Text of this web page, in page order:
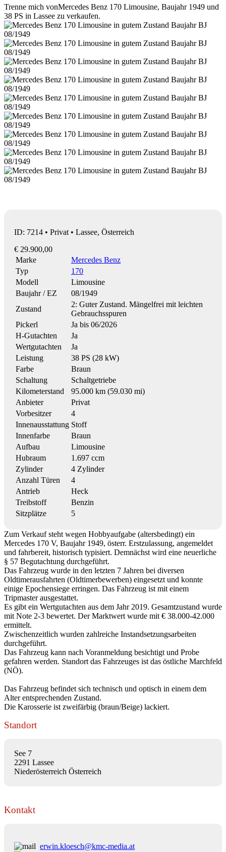
Trenne mich vonMercedes Benz 170 Limousine, Baujahr 1949 und
38 PS in Lassee zu verkaufen.
ID: 7214 • Privat • Lassee, Österreich
€ 29.900,00
Marke
Mercedes Benz
Typ
170
Modell
Limousine
Baujahr / EZ
08/1949
Zustand
2: Guter Zustand. Mängelfrei mit leichten
Gebrauchsspuren
Pickerl
Ja bis 06/2026
H-Gutachten
Ja
Wertgutachten
Ja
Leistung
38 PS (28 kW)
Farbe
Braun
Schaltung
Schaltgetriebe
Kilometerstand
95.000 km (59.030 mi)
Anbieter
Privat
Vorbesitzer
4
Innenausstattung Stoff
Innenfarbe
Braun
Aufbau
Limousine
Hubraum
1.697 ccm
Zylinder
4 Zylinder
Anzahl Türen
4
Antrieb
Heck
Treibstoff
Benzin
Sitzplätze
5
Zum Verkauf steht wegen Hobbyaufgabe (altersbedingt) ein
Mercedes 170 V, Baujahr 1949, österr. Erstzulassung, angemeldet
und fahrbereit, historisch typisiert. Demnächst wird eine neuerliche
§ 57 Begutachtung durchgeführt.
Das Fahrzeug wurde in den letzten 7 Jahren bei diversen
Oldtimerausfahrten (Oldtimerbewerben) eingesetzt und konnte
einige Epochensiege erringen. Das Fahrzeug ist mit einem
Tripmaster ausgestattet.
Es gibt ein Wertgutachten aus dem Jahr 2019. Gesamtzustand wurde
mit Note 2-3 bewertet. Der Marktwert wurde mit € 38.000-42.000
ermittelt.
Zwischenzeitlich wurden zahlreiche Instandsetzungsarbeiten
durchgeführt.
Das Fahrzeug kann nach Voranmeldung besichtigt und Probe
gefahren werden. Standort das Fahrzeuges ist das östliche Marchfeld
(NÖ).
Das Fahrzeug befindet sich technisch und optisch in einem dem
Alter entsprechenden Zustand.
Die Karosserie ist zweifärbig (braun/Beige) lackiert.
Standort
See 7
2291 Lassee
Niederösterreich Österreich
Kontakt
erwin.kloesch@kmc-media.at